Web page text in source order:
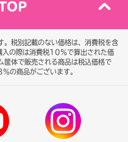
。税別記載のない価格は、消費税を含
の際は消費税10％で算出された価
体で販売される商品は税込価格で
の商品がございます。